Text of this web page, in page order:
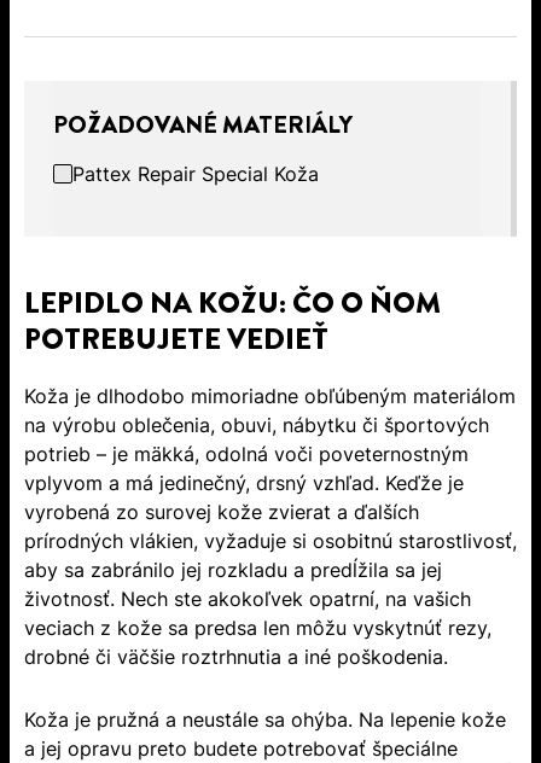
LEPIDLO NA KOŽU: ČO O ŇOM
POTREBUJETE VEDIEŤ
Koža je dlhodobo mimoriadne obľúbeným materiálom
na výrobu oblečenia, obuvi, nábytku či športových
potrieb – je mäkká, odolná voči poveternostným
vplyvom a má jedinečný, drsný vzhľad. Keďže je
vyrobená zo surovej kože zvierat a ďalších
prírodných vlákien, vyžaduje si osobitnú starostlivosť,
aby sa zabránilo jej rozkladu a predĺžila sa jej
životnosť. Nech ste akokoľvek opatrní, na vašich
veciach z kože sa predsa len môžu vyskytnúť rezy,
drobné či väčšie roztrhnutia a iné poškodenia.
POŽADOVANÉ MATERIÁLY
Pattex Repair Special Koža
Koža je pružná a neustále sa ohýba. Na lepenie kože
a jej opravu preto budete potrebovať špeciálne